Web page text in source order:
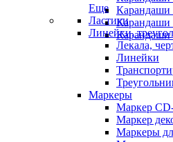
Карандаши
Еще
Ластики
Линейки,
Лекала,
Линейки
Маркеры
Маркер
Маркер
Маркеры